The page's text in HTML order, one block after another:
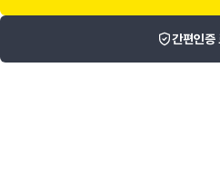
간편인증